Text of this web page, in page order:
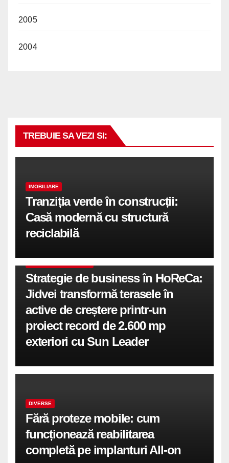
2005
2004
TREBUIE SA VEZI SI:
IMOBILIARE
Tranziția verde în construcții:
Casă modernă cu structură
reciclabilă
Strategie de business în HoReCa:
Jidvei transformă terasele în
active de creștere printr-un
proiect record de 2.600 mp
exteriori cu Sun Leader
DIVERSE
Fără proteze mobile: cum
funcționează reabilitarea
completă pe implanturi All-on